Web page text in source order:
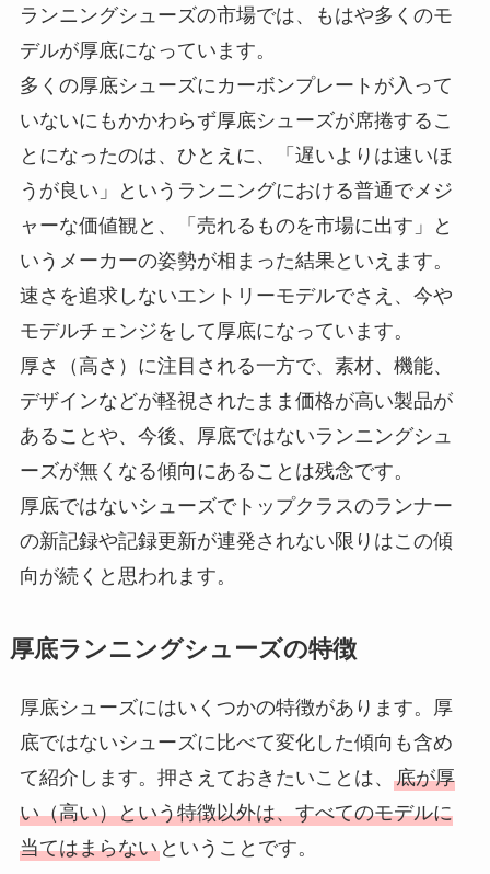
ランニングシューズの市場では、もはや多くのモ
デルが厚底になっています。
多くの厚底シューズにカーボンプレートが入って
いないにもかかわらず厚底シューズが席捲するこ
とになったのは、ひとえに、「遅いよりは速いほ
うが良い」というランニングにおける普通でメジ
ャーな価値観と、「売れるものを市場に出す」と
いうメーカーの姿勢が相まった結果といえます。
速さを追求しないエントリーモデルでさえ、今や
モデルチェンジをして厚底になっています。
厚さ（高さ）に注目される一方で、素材、機能、
デザインなどが軽視されたまま価格が高い製品が
あることや、今後、厚底ではないランニングシュ
ーズが無くなる傾向にあることは残念です。
厚底ではないシューズでトップクラスのランナー
の新記録や記録更新が連発されない限りはこの傾
向が続くと思われます。
厚底ランニングシューズの特徴
厚底シューズにはいくつかの特徴があります。厚
底ではないシューズに比べて変化した傾向も含め
て紹介します。押さえておきたいことは、 底が厚
い（高い）という特徴以外は、すべてのモデルに
当てはまらないということです。